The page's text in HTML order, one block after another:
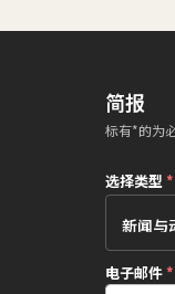
简报
标有*的为
选择类型*
电子邮件*